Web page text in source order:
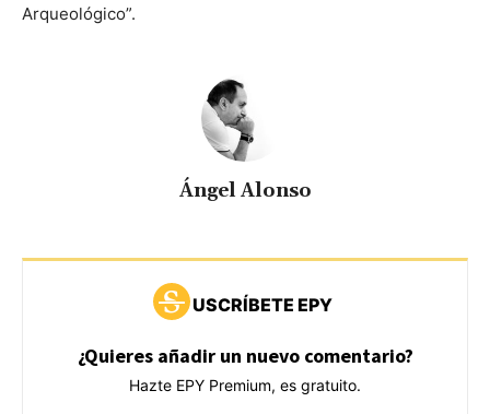
Arqueológico”.
Ángel Alonso
USCRÍBETE EPY
¿Quieres añadir un nuevo comentario?
Hazte EPY Premium, es gratuito.